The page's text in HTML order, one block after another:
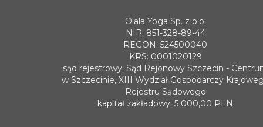
Olala Yoga Sp. z o.o.
NIP: 851-328-89-44
REGON: 524500040
KRS: 0001020129
sąd rejestrowy: Sąd Rejonowy Szczecin -
w Szczecinie, XIII Wydział Gospodarczy
Rejestru Sądowego
kapitał zakładowy: 5 000,00 PLN